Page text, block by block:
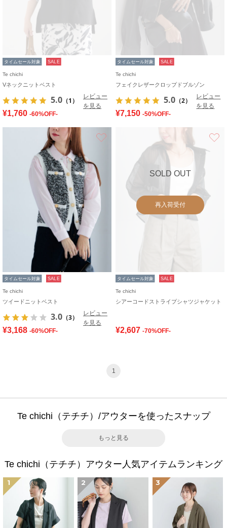
タイムセール対象 SALE
Te chichi
Vネックニットベスト
5.0 （1）
レビュー
を見る
¥1,760 -60%OFF-
タイムセール対象 SALE
Te chichi
フェイクレザークロップドブルゾン
5.0 （2）
レビュー
を見る
¥7,150 -50%OFF-
タイムセール対象 SALE
Te chichi
ツイードニットベスト
3.0 （3）
レビュー
を見る
¥3,168 -60%OFF-
SOLD OUT
再入荷受付
タイムセール対象 SALE
Te chichi
シアーコードストライプシャツジャケット
¥2,607 -70%OFF-
1
Te chichi（テチチ）/アウターを使ったスナップ
もっと見る
Te chichi（テチチ）アウター人気アイテムランキング
1 2 3